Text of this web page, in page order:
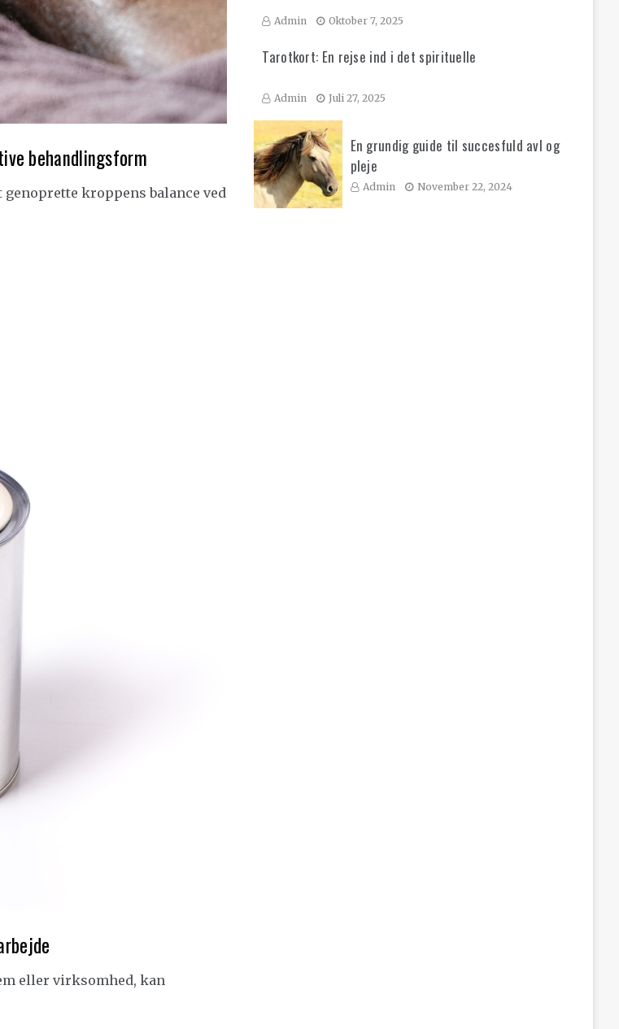
behandlingsform
kroppens balance ved
eller virksomhed, kan
Admin Oktober 7, 2025
Tarotkort: En rejse ind i det spirituelle
Admin Juli 27, 2025
En grundig guide til succesfuld avl og
pleje
Admin November 22, 2024